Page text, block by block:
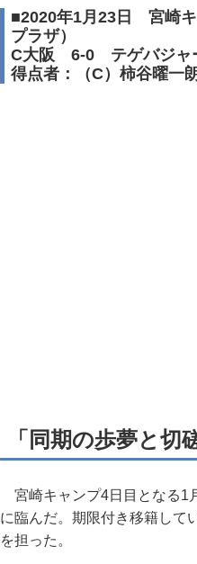
■2020年1月23日 宮崎キ
プラザ）
C大阪 6-0 テゲバジャ
得点者：（C）柿谷曜一
「同期の歩夢と切
宮崎キャンプ4日目となる1
に臨んだ。期限付き移籍して
を担った。